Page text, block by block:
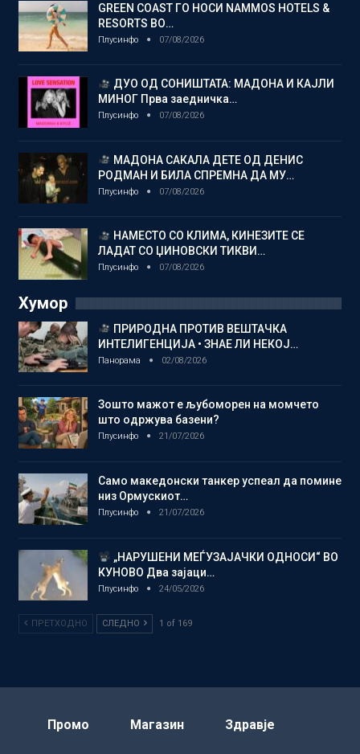
GREEN COAST ГО НОСИ NAMMOS HOTELS &
RESORTS ВО…
Плусинфо 07/08/2026
ДУО ОД СОНИШТАТА: МАДОНА И КАЈЛИ
МИНОГ Прва заедничка…
Плусинфо 07/08/2026
МАДОНА САКАЛА ДЕТЕ ОД ДЕНИС
РОДМАН И БИЛА СПРЕМНА ДА МУ…
Плусинфо 07/08/2026
НАМЕСТО СО КЛИМА, КИНЕЗИТЕ СЕ
ЛАДАТ СО ЏИНОВСКИ ТИКВИ…
Плусинфо 07/08/2026
Хумор
ПРИРОДНА ПРОТИВ ВЕШТАЧКА
ИНТЕЛИГЕНЦИЈА • ЗНАЕ ЛИ НЕКОЈ…
Панорама 02/08/2026
Зошто мажот е љубоморен на момчето
што одржува базени?
Плусинфо 21/07/2026
Само македонски танкер успеал да помине
низ Ормускиот…
Плусинфо 21/07/2026
„НАРУШЕНИ МЕЃУЗАЈАЧКИ ОДНОСИ“ ВО
КУНОВО Два зајаци…
Плусинфо 24/05/2026
ПРЕТХОДНО СЛЕДНО 1 of 169
Промо Магазин Здравје